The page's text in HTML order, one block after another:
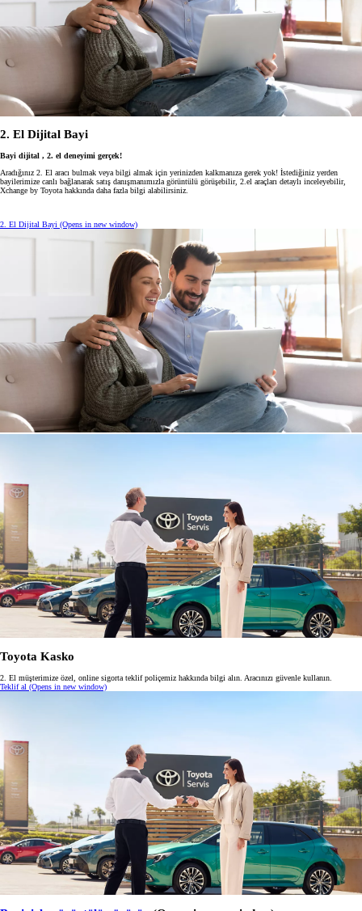
2. El Dijital Bayi
Bayi dijital , 2. el deneyimi gerçek!
Aradığınız 2. El aracı bulmak veya bilgi almak için yerinizden kalkmanıza gerek yok! İstediğiniz yerden
bayilerimize canlı bağlanarak satış danışmanımızla görüntülü görüşebilir, 2.el araçları detaylı inceleyebilir,
Xchange by Toyota hakkında daha fazla bilgi alabilirsiniz.
2. El Dijital Bayi (Opens in new window)
Toyota Kasko
2. El müşterimize özel, online sigorta teklif poliçemiz hakkında bilgi alın. Aracınızı güvenle kullanın.
Teklif al (Opens in new window)